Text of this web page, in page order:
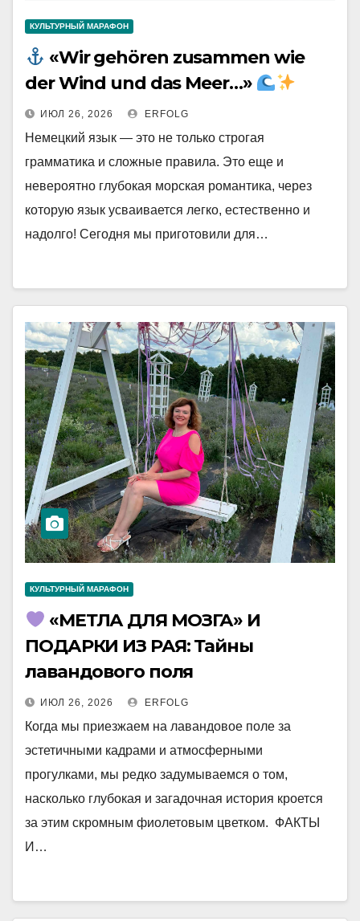
КУЛЬТУРНЫЙ МАРАФОН
«Wir gehören zusammen wie
der Wind und das Meer…»
ИЮЛ 26, 2026 ERFOLG
Немецкий язык — это не только строгая
грамматика и сложные правила. Это еще и
невероятно глубокая морская романтика, через
которую язык усваивается легко, естественно и
надолго! Сегодня мы приготовили для…
КУЛЬТУРНЫЙ МАРАФОН
«МЕТЛА ДЛЯ МОЗГА» И
ПОДАРКИ ИЗ РАЯ: Тайны
лавандового поля
ИЮЛ 26, 2026 ERFOLG
Когда мы приезжаем на лавандовое поле за
эстетичными кадрами и атмосферными
прогулками, мы редко задумываемся о том,
насколько глубокая и загадочная история кроется
за этим скромным фиолетовым цветком. ФАКТЫ
И…